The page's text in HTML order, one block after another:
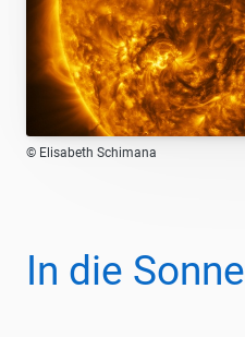
© Elisabeth Schimana
In die Sonne